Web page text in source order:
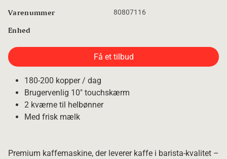
Varenummer 80807116
Enhed
Få et tilbud
180-200 kopper / dag
Brugervenlig 10" touchskærm
2 kværne til helbønner
Med frisk mælk
Premium kaffemaskine, der leverer kaffe i barista-kvalitet –